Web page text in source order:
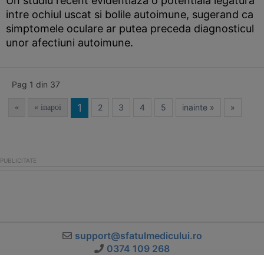
intre ochiul uscat si bolile autoimune, sugerand ca
simptomele oculare ar putea preceda diagnosticul
unor afectiuni autoimune.
Pag 1 din 37
« « inapoi 1 2 3 4 5 inainte » »
support@sfatulmedicului.ro
0374 109 268